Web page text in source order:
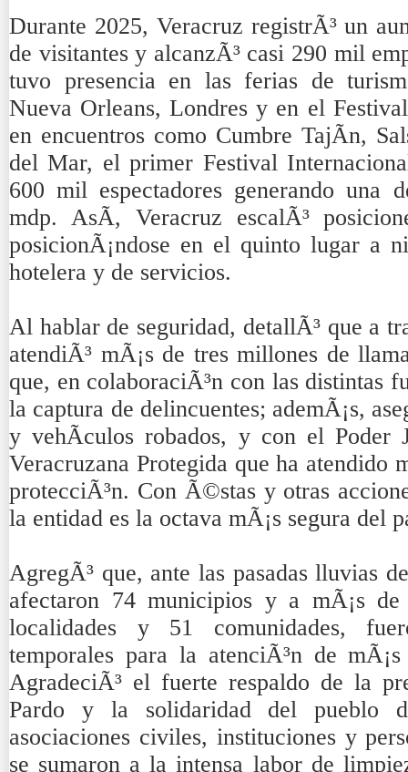
Durante 2025, Veracruz registrÃ³ un
de visitantes y alcanzÃ³ casi 290 mil
tuvo presencia en las ferias de
Nueva Orleans, Londres y en el
en encuentros como Cumbre TajÃ­n,
del Mar, el primer Festival
600 mil espectadores generando una
mdp. AsÃ­, Veracruz escalÃ³
posicionÃ¡ndose en el quinto lugar a
hotelera y de servicios.
Al hablar de seguridad, detallÃ³ que a
atendiÃ³ mÃ¡s de tres millones de
que, en colaboraciÃ³n con las distintas
la captura de delincuentes; ademÃ¡s,
y vehÃ­culos robados, y con el Poder
Veracruzana Protegida que ha atendido
protecciÃ³n. Con Ã©stas y otras
la entidad es la octava mÃ¡s segura del
AgregÃ³ que, ante las pasadas lluvias
afectaron 74 municipios y a mÃ¡s
localidades y 51 comunidades,
temporales para la atenciÃ³n de
AgradeciÃ³ el fuerte respaldo de la
Pardo y la solidaridad del pueblo
asociaciones civiles, instituciones y
se sumaron a la intensa labor de